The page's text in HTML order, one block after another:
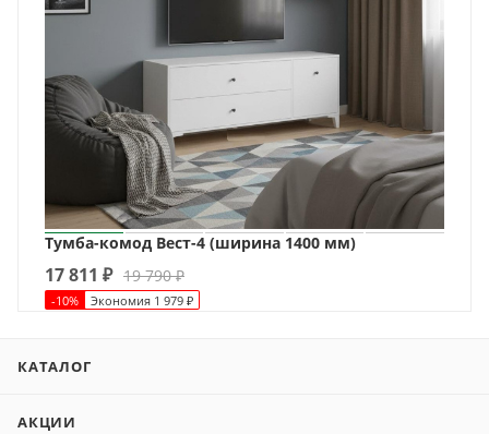
Тумба-комод Вест-4 (ширина 1400 мм)
17 811 ₽ 19 790₽
-10% Экономия 1 979 ₽
КАТАЛОГ
АКЦИИ